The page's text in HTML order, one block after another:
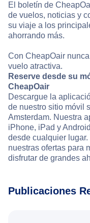
El boletín de
de vuelos, noticias y
su viaje a los
ahorrando más.
Con CheapOair
vuelo atractiva.
Reserve desde su
CheapOair
Descargue la
de nuestro sitio móvil
Amsterdam. Nuestra
iPhone, iPad y
desde cualquier
nuestras ofertas para
disfrutar de grandes
Publicaciones